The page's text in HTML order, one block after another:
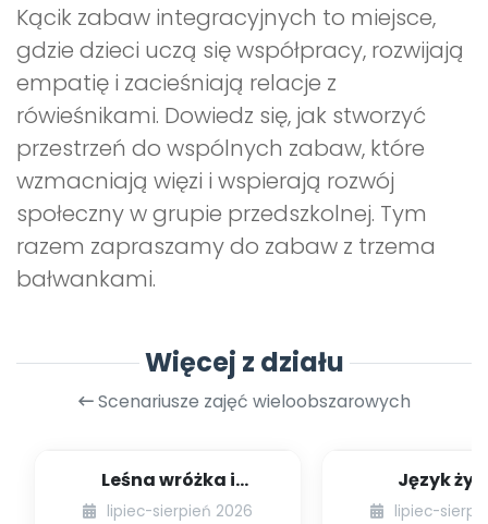
Kącik zabaw integracyjnych to miejsce,
gdzie dzieci uczą się współpracy, rozwijają
empatię i zacieśniają relacje z
rówieśnikami. Dowiedz się, jak stworzyć
przestrzeń do wspólnych zabaw, które
wzmacniają więzi i wspierają rozwój
społeczny w grupie przedszkolnej. Tym
razem zapraszamy do zabaw z trzema
bałwankami.
Więcej z działu
Scenariusze zajęć wieloobszarowych
Leśna wróżka i
przyjaciele
lipiec-sierpień 2026
Język
lipiec-